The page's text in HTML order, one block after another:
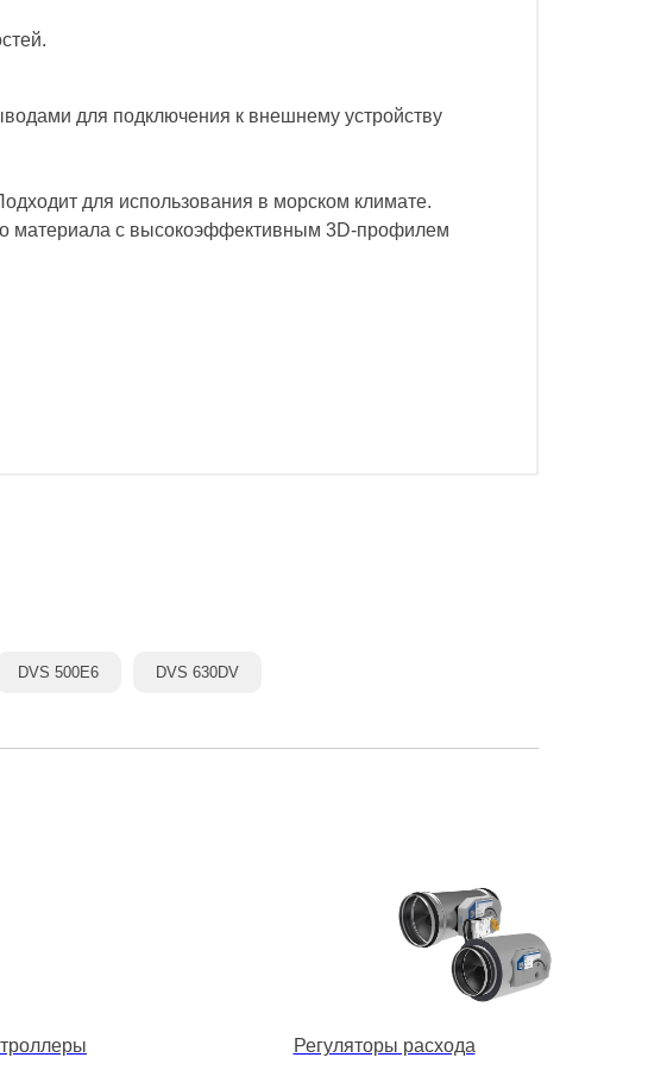
для подключения к внешнему устройству
для использования в морском климате.
материала с высокоэффективным 3D-профилем
DVS 500E6 DVS 630DV
Регуляторы расхода